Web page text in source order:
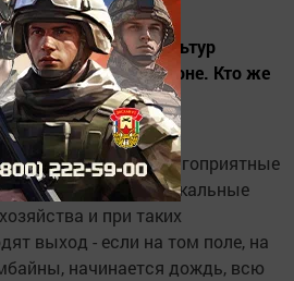
зерновых культур
в «красной» зоне. Кто же
году не очень благоприятные
день идут локальные
и при таких
выход - если на том поле, на
начинается дождь, всю